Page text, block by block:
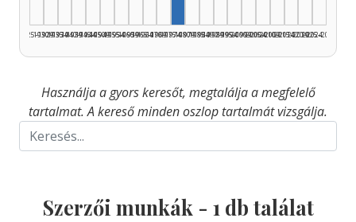
1925–1929
1930–1934
1935–1939
1940–1944
1945–1949
1950–1954
1955–1959
1960–1964
1965–1969
1970–1974
1975–1979
1980–1984
1985–1989
1990–1994
1995–1999
2000–2004
2005–2009
2010–2014
2015–2019
2020–2024
2025–2026
Használja a gyors keresőt, megtalálja a megfelelő
tartalmat. A kereső minden oszlop tartalmát vizsgálja.
Szerzői munkák - 1 db találat